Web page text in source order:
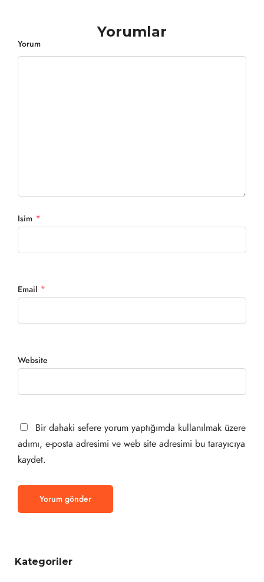
Yorumlar
Yorum
Isim *
Email *
Website
Bir dahaki sefere yorum yaptığımda kullanılmak üzere
adımı, e-posta adresimi ve web site adresimi bu tarayıcıya
kaydet.
Kategoriler